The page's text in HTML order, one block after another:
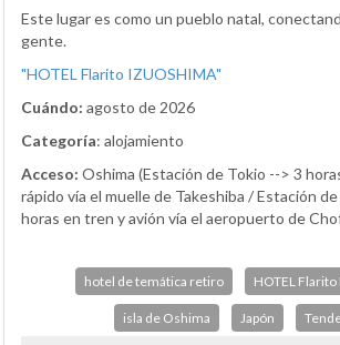
Este lugar es como un pueblo natal,
gente.
"HOTEL Flarito IZUOSHIMA"
Cuándo: agosto de 2026
Categoría: alojamiento
Acceso: Oshima (Estación de Tokio --> 3
rápido vía el muelle de Takeshiba / Estación
horas en tren y avión vía el aeropuerto de
hotel de temática retiro HOTEL
isla de Oshima Japón